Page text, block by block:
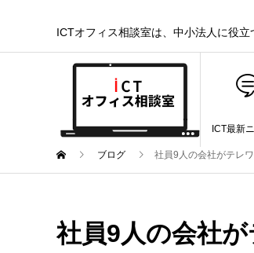
ICTオフィス相談室は、中小法人に役
ICT最新
ブログ 社員9人の会社がテレ
社員9人の会社